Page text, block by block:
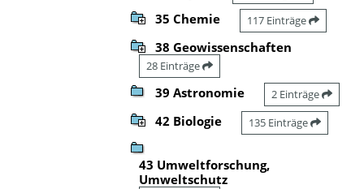
35 Chemie 117 Einträge
38 Geowissenschaften
28 Einträge
39 Astronomie 2 Einträge
42 Biologie 135 Einträge
43 Umweltforschung,
Umweltschutz